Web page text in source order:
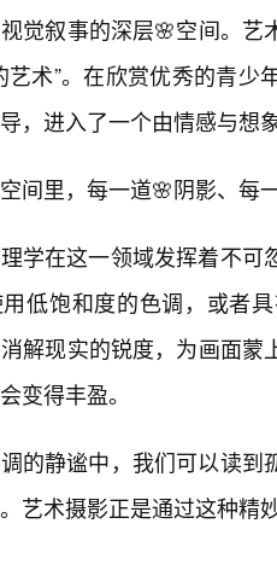
觉叙事的深层🌸空间。
艺术”。在欣赏优秀的青
，进入了一个由情感与想
间里，每一道🌸阴影、每
学在这一领域发挥着不可
低饱和度的色调，或者
解现实的锐度，为画面
变得丰盈。
的静谧中，我们可以读到
艺术摄影正是通过这种精